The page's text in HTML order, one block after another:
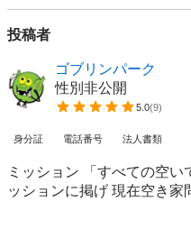
投稿者
ゴブリンパーク
性別非公開
5.0(9)
身分証 電話番号 法人書類
ミッション 「すべての空い
ッションに掲げ 現在空き家